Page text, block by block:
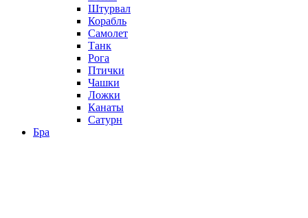
Штурвал
Корабль
Самолет
Танк
Рога
Птички
Чашки
Ложки
Канаты
Сатурн
Бра